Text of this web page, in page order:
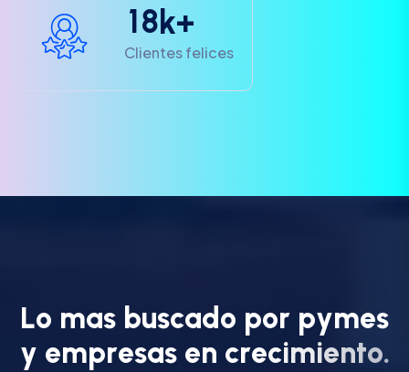
18k+
Clientes felices
Lo mas buscado por pymes
y empresas en crecimiento.